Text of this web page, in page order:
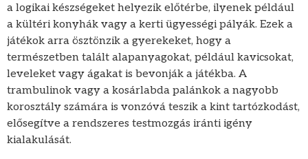
a logikai készségeket helyezik előtérbe, ilyenek például
a kültéri konyhák vagy a kerti ügyességi pályák. Ezek a
játékok arra ösztönzik a gyerekeket, hogy a
természetben talált alapanyagokat, például kavicsokat,
leveleket vagy ágakat is bevonják a játékba. A
trambulinok vagy a kosárlabda palánkok a nagyobb
korosztály számára is vonzóvá teszik a kint tartózkodást,
elősegítve a rendszeres testmozgás iránti igény
kialakulását.